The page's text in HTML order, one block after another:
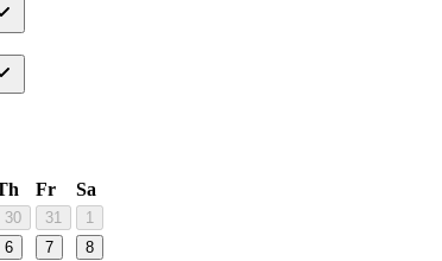
Fr Sa
30 31
1
6 7
8